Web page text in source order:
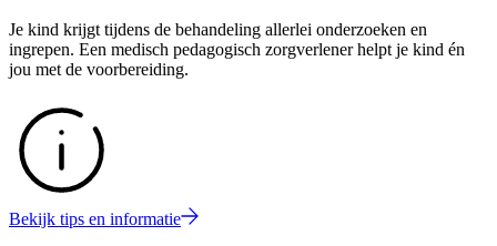
Je kind krijgt tijdens de behandeling allerlei onderzoeken en
ingrepen. Een medisch pedagogisch zorgverlener helpt je kind én
jou met de voorbereiding.
Bekijk tips en informatie